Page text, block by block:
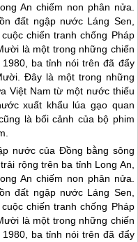
An chiếm non phân nửa.
đất ngập nước Láng Sen,
chiến tranh chống Pháp
là một trong những chiến
ba tỉnh nói trên đã đẩy
Đây là một trong những
Việt Nam từ một nước thiếu
xuất khẩu lúa gạo quan
là bối cảnh của bộ phim
nước của Đồng bằng sông
rộng trên ba tỉnh Long An,
An chiếm non phân nửa.
đất ngập nước Láng Sen,
chiến tranh chống Pháp
là một trong những chiến
ba tỉnh nói trên đã đẩy